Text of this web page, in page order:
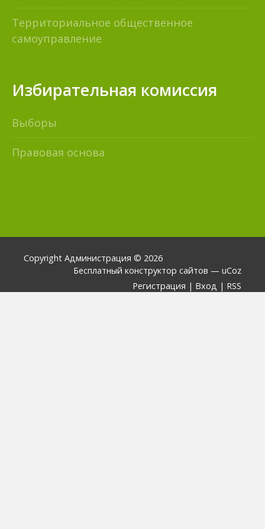
Территориальное общественное
самоуправление
Избирательная комиссия
Выборы
Правовая основа
Copyright Администрация © 2026
Бесплатный конструктор сайтов — uCoz
Регистрация | Вход | RSS